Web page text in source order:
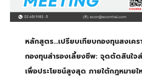
หลักสูตร…เปรียบเทียบกองทุนสงเคร
กองทุนสำรองเลี้ยงชีพ: จุดตัดสินใจ
เพื่อประโยชน์สูงสุด ภายใต้กฎหมายใ